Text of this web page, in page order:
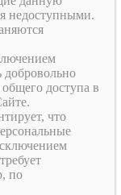
недоступными.
добровольно
доступа в
что
по